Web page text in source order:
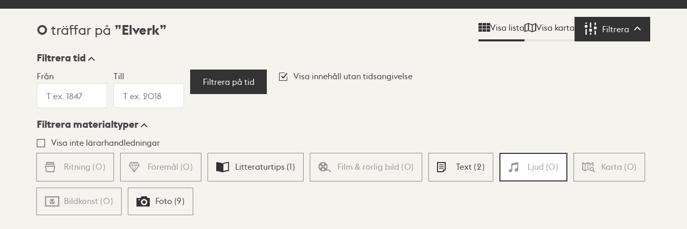
Sökresultat
0 träffar på Elverk Visa lista Visa karta Filtrera Filtrera
Visningsläge
Lista Karta
Filtrera tid
Från Till
Filtrera på tid
Visa innehåll utan tidsangivelse
Filtrera materialtyper
Visa inte lärarhandledningar
Ritning (0) Föremål (0) Litteraturtips (1) Film & rörlig bild (0) Text (2) Ljud (0) Karta (0)
Bildkonst (0) Foto (9)